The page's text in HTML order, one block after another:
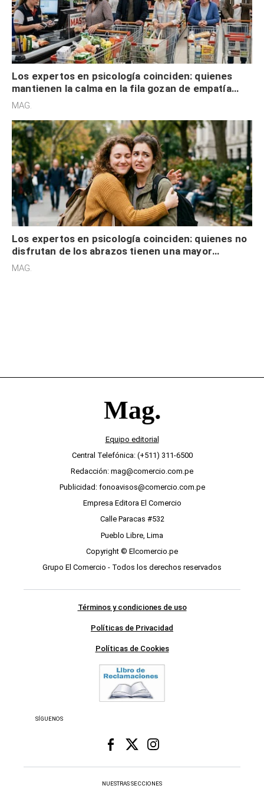
Los expertos en psicología coinciden: quienes
mantienen la calma en la fila gozan de empatía
cognitiva, gratitud y no solo tienen autocontrol
MAG.
Los expertos en psicología coinciden: quienes no
disfrutan de los abrazos tienen una mayor
sensibilidad a los estímulos físicos y no es por
MAG.
Equipo editorial
Central Telefónica: (+511) 311-6500
Redacción: mag@comercio.com.pe
Publicidad: fonoavisos@comercio.com.pe
Empresa Editora El Comercio
Calle Paracas #532
Pueblo Libre, Lima
Copyright © Elcomercio.pe
Grupo El Comercio - Todos los derechos reservados
Términos y condiciones de uso
Políticas de Privacidad
Políticas de Cookies
SÍGUENOS
NUESTRAS SECCIONES